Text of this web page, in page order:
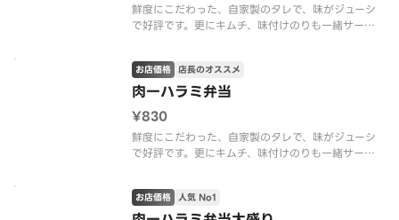
鮮度にこだわった、自家製のタレで、味がジューシ
で好評です。更にキムチ、味付けのりも一緒サービ
肉一ハラミ弁当
お店価格 店長のオススメ
¥830
鮮度にこだわった、自家製のタレで、味がジューシ
で好評です。更にキムチ、味付けのりも一緒サービ
お店価格 人気 No1